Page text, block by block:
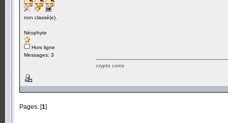
non classé(e).
Néophyte
Hors ligne
Messages: 3
crypto coins
Pages: [1]